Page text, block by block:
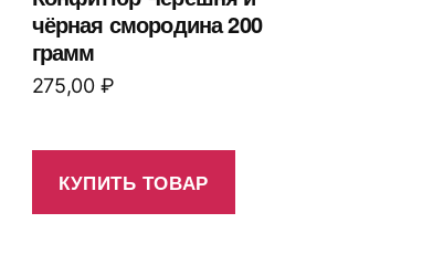
чёрная смородина 200
грамм
275,00 ₽
КУПИТЬ ТОВАР